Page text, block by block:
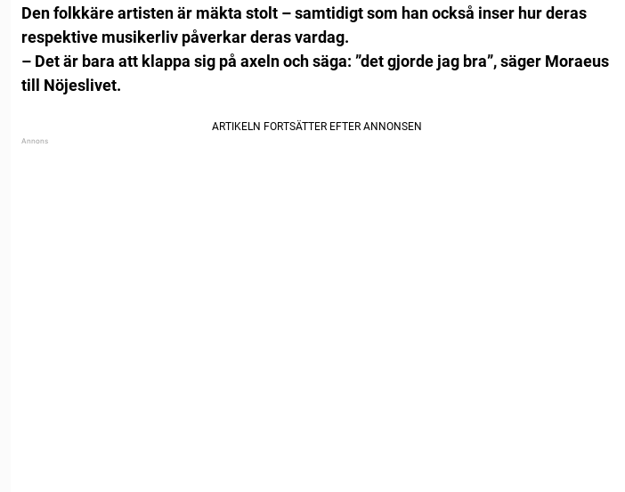
Den folkkäre artisten är mäkta stolt – samtidigt som han också inser hur deras
respektive musikerliv påverkar deras vardag.
– Det är bara att klappa sig på axeln och säga: ”det gjorde jag bra”, säger Moraeus
till Nöjeslivet.